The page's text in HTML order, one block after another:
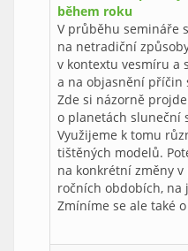
během roku
V průběhu semináře
na netradiční
v kontextu vesmíru a
a na objasnění
Zde si názorně
o planetách sluneční
Využijeme k tomu
tištěných modelů.
na konkrétní změny
ročních obdobích, na
Zmíníme se ale také